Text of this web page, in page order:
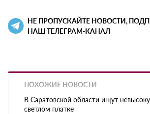
НЕ ПРОПУСКАЙТЕ НОВОСТИ,
НАШ ТЕЛЕГРАМ-КАНАЛ
ПОХОЖИЕ НОВОСТИ
В Саратовской области ищут
светлом платке